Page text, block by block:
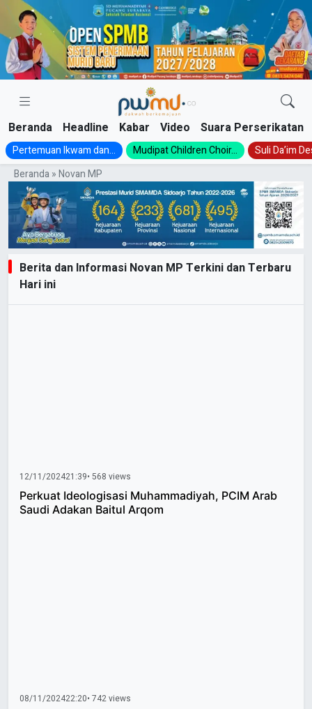
Skip
content
Beranda Headline Kabar Video Suara Perserikatan
Pertemuan Ikwam dan... Mudipat Children Choir...
Suli Da’im
Beranda»Novan MP
Berita dan Informasi Novan MP Terkini dan Terbaru
Hari ini
12/11/202421:39• 568 views
Perkuat Ideologisasi Muhammadiyah, PCIM Arab
Saudi Adakan Baitul Arqom
08/11/202422:20• 742 views